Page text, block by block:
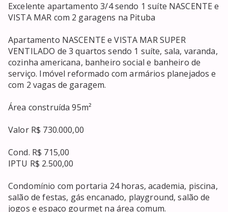
Excelente apartamento 3/4 sendo 1 suíte NASCENTE e
VISTA MAR com 2 garagens na Pituba
Apartamento NASCENTE e VISTA MAR SUPER
VENTILADO de 3 quartos sendo 1 suíte, sala, varanda,
cozinha americana, banheiro social e banheiro de
serviço. Imóvel reformado com armários planejados e
com 2 vagas de garagem.
Área construída 95m²
Valor R$ 730.000,00
Cond. R$ 715,00
IPTU R$ 2.500,00
Condomínio com portaria 24 horas, academia, piscina,
salão de festas, gás encanado, playground, salão de
jogos e espaço gourmet na área comum.